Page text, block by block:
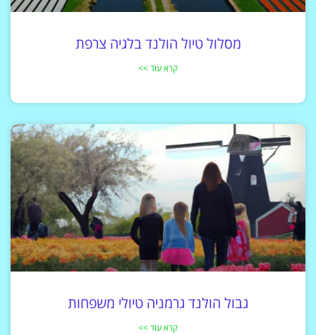
מסלול טיול הולנד בלגיה צרפת
קרא עוד >>
גבול הולנד גרמניה טיולי משפחות
קרא עוד >>